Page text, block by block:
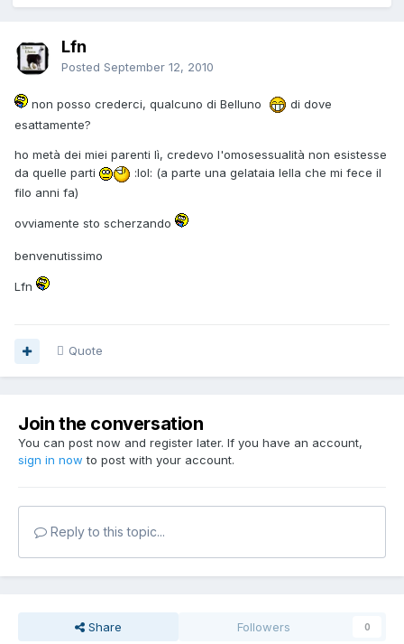
Lfn
Posted September 12, 2010
non posso crederci, qualcuno di Belluno
di dove
esattamente?
ho metà dei miei parenti lì, credevo l'omosessualità non esistesse
da quelle parti
:lol: (a parte una gelataia lella che mi fece il
filo anni fa)
ovviamente sto scherzando
benvenutissimo
Lfn
Quote
Join the conversation
You can post now and register later. If you have an account,
sign in now to post with your account.
Reply to this topic...
Share Followers 0